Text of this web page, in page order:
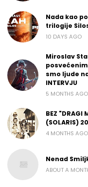
Nada kao
trilogije
10 DAYS AGO
Miroslav
smo ljude
INTERVJU
5 MONTHS AGO
BEZ
(SOLARIS)
4 MONTHS AGO
Nenad
ABOUT A